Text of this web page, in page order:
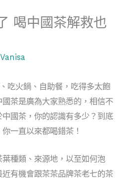
喝中國茶解救也
Vanisa
吃火鍋、自助餐，吃得多太飽
茶是廣為大家熟悉的，相信不
國茶，你的認識有多少？到底
一直以來都喝錯茶！
種類、來源地，以至如何泡
有機會跟茶茶品牌茶老七的茶